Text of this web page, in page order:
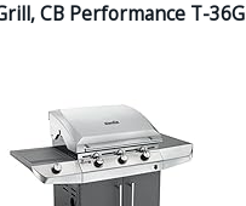
CB Performance T-36G